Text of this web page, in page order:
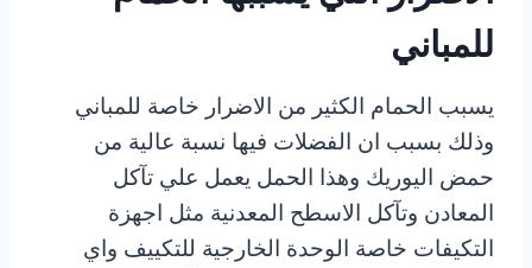
للمباني
يسبب الحمام الكثير من الاضرار خاصة للمباني
وذلك بسبب ان الفضلات فيها نسبة عالية من
حمض اليوريك وهذا الحمل يعمل علي تآكل
المعادن وتآكل الاسطح المعدنية مثل اجهزة
التكيفات خاصة الوحدة الخارجية للتكييف واي